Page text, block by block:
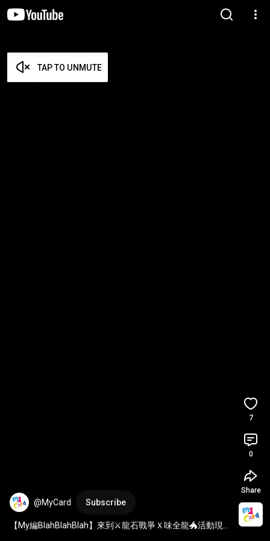
TAP TO UNMUTE
@MyCard Subscribe
【My編BlahBlahBlah】來到⚔️龍石戰爭Ｘ味全龍🐲活動現場
7
0
Share